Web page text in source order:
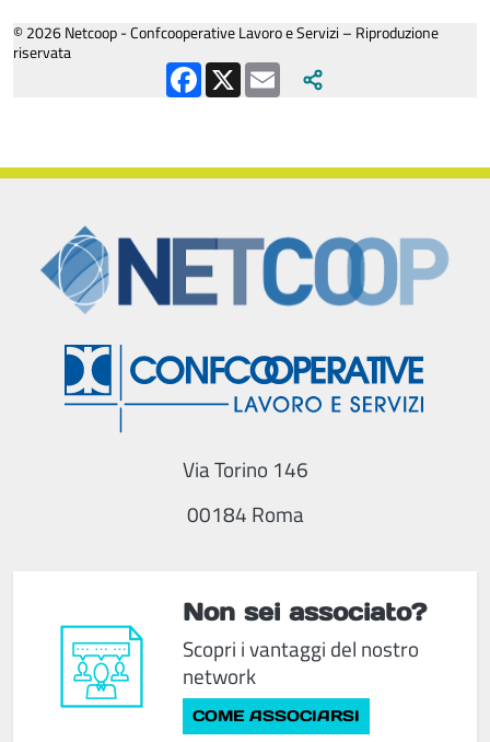
© 2026 Netcoop - Confcooperative Lavoro e Servizi – Riproduzione
riservata
Facebook
X Email
Non sei associato?
Scopri i vantaggi del nostro
network
COME ASSOCIARSI
Via Torino 146
00184 Roma